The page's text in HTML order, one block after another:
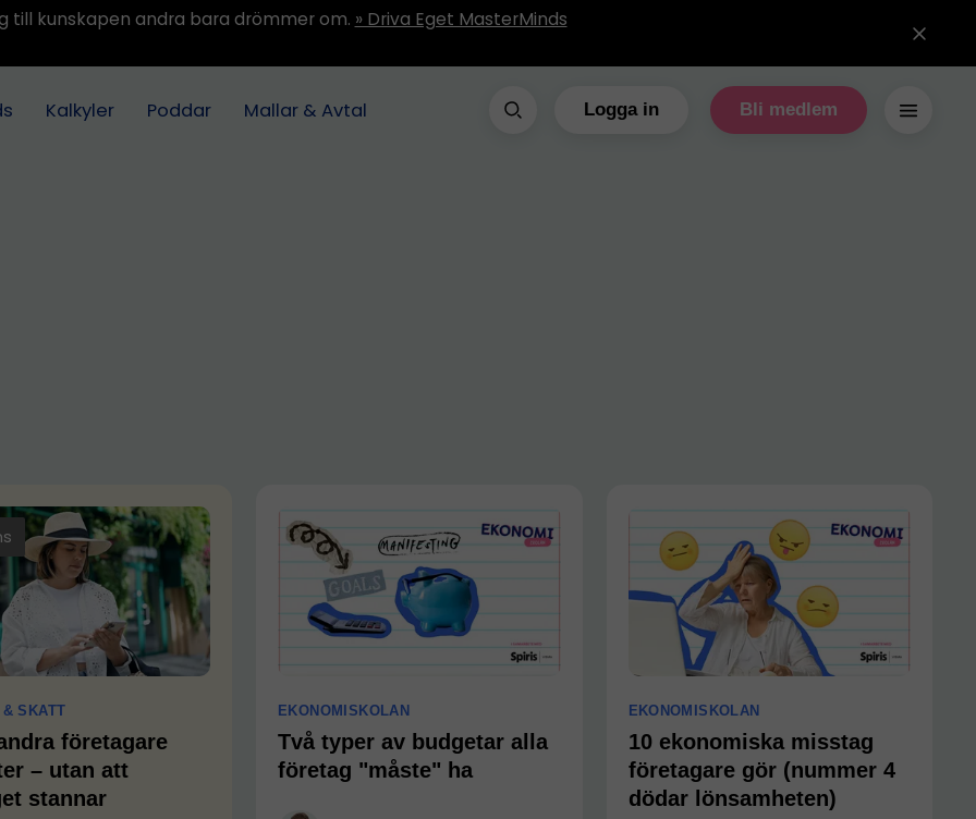
till kunskapen andra bara drömmer om. » Driva Eget MasterMinds
Kalkyler Poddar Mallar & Avtal Logga in Bli medlem
SKATT
företagare
– utan att
stannar
EKONOMISKOLAN
Två typer av budgetar alla
företag "måste" ha
EKONOMISKOLAN
10 ekonomiska misstag
företagare gör (nummer 4
dödar lönsamheten)